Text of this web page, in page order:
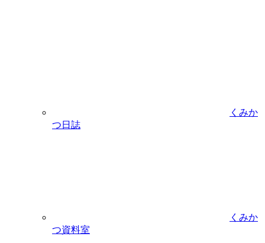
くみか
つ日誌
くみか
つ資料室